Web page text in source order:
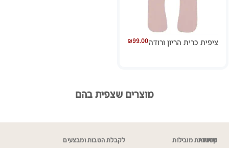
ציפית כרית הריון ורודה ₪99.00
מוצרים שצפית בהם
מדיניות
שירות
קטגוריות מובילות
לקבלת הטבות ומבצעים